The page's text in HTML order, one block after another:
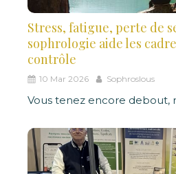
Stress, fatigue, perte de
sophrologie aide les
contrôle
10 Mar 2026 Sophroslous
Vous tenez encore debout,